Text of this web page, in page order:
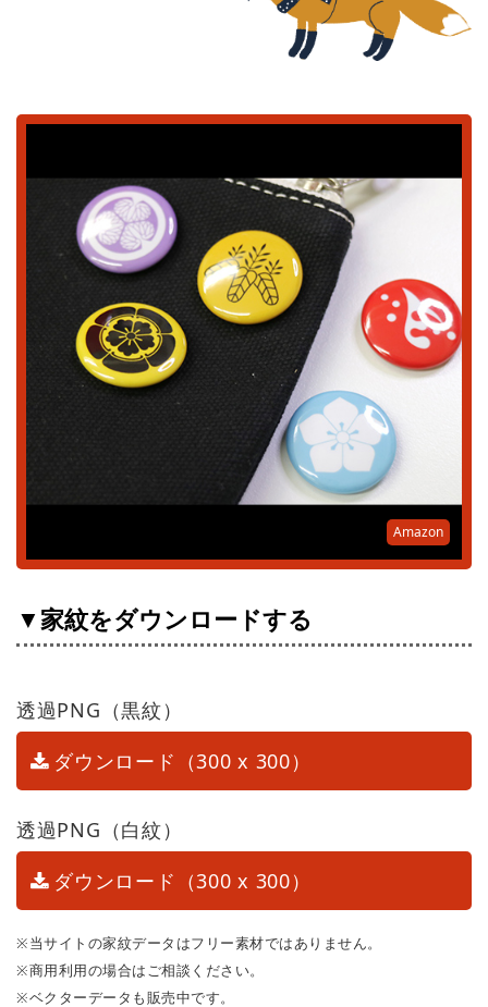
Amazon
▼家紋をダウンロードする
透過PNG（黒紋）
ダウンロード（300 x 300）
透過PNG（白紋）
ダウンロード（300 x 300）
※当サイトの家紋データはフリー素材ではありません。
※商用利用の場合はご相談ください。
※ベクターデータも販売中です。